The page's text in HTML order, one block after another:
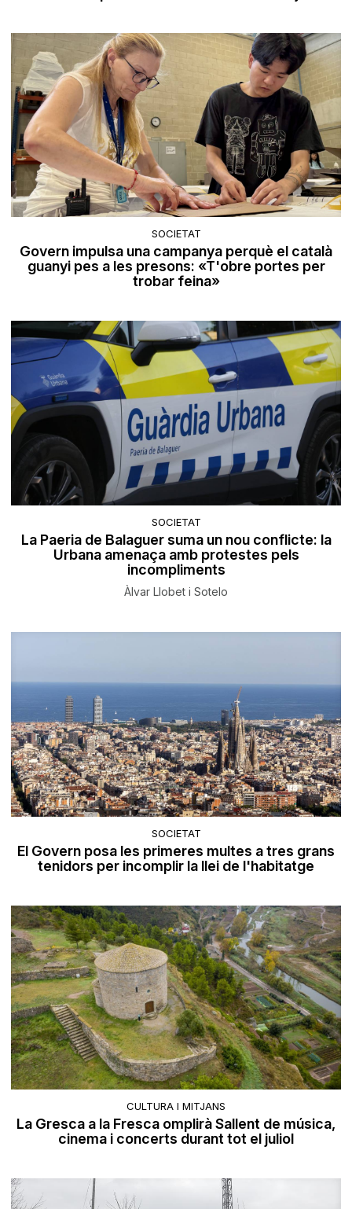
SOCIETAT
Govern impulsa una campanya perquè el català
guanyi pes a les presons: «T'obre portes per
trobar feina»
SOCIETAT
La Paeria de Balaguer suma un nou conflicte: la
Urbana amenaça amb protestes pels
incompliments
Àlvar Llobet i Sotelo
SOCIETAT
El Govern posa les primeres multes a tres grans
tenidors per incomplir la llei de l'habitatge
CULTURA I MITJANS
La Gresca a la Fresca omplirà Sallent de música,
cinema i concerts durant tot el juliol